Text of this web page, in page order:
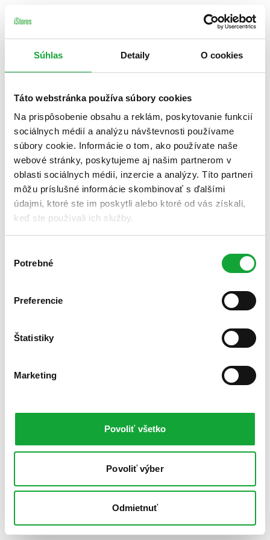
Súhlas Detaily O cookies
Táto webstránka používa súbory cookies
Na prispôsobenie obsahu a reklám, poskytovanie funkcií
sociálnych médií a analýzu návštevnosti používame
súbory cookie. Informácie o tom, ako používate naše
webové stránky, poskytujeme aj našim partnerom v
oblasti sociálnych médií, inzercie a analýzy. Títo partneri
môžu príslušné informácie skombinovať s ďalšími
údajmi, ktoré ste im poskytli alebo ktoré od vás získali,
keď ste používali ich služby.
súhlasu
Potrebné
Preferencie
Štatistiky
Marketing
Povoliť všetko
Povoliť výber
Odmietnuť